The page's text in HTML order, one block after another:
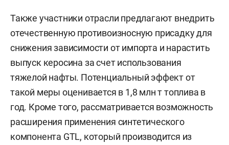
Также участники отрасли предлагают внедрить
отечественную противоизносную присадку для
снижения зависимости от импорта и нарастить
выпуск керосина за счет использования
тяжелой нафты. Потенциальный эффект от
такой меры оценивается в 1,8 млн т топлива в
год. Кроме того, рассматривается возможность
расширения применения синтетического
компонента GTL, который производится из